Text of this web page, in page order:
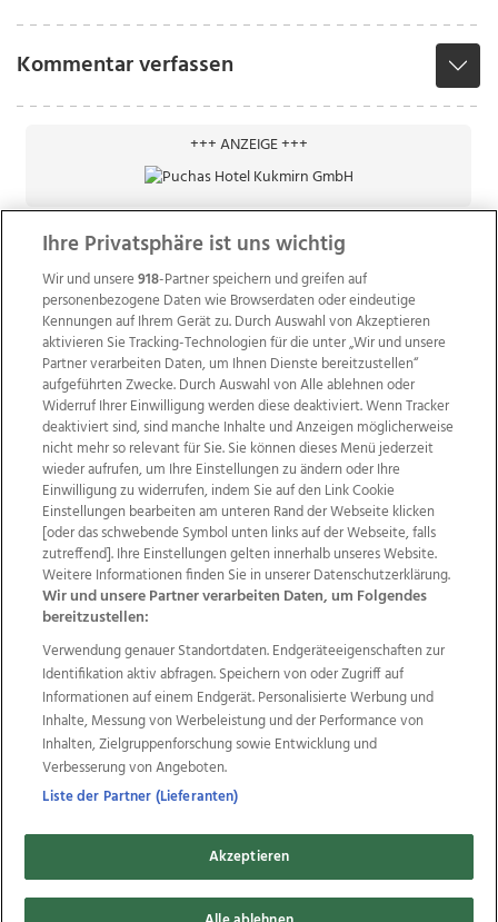
Kommentar verfassen
+++ ANZEIGE +++
Wir über uns Mediadaten Kontakt
Jobs
Datenschutz
Impressum
AGB Anzeigekunden
AGB Website
Ehrenkodex Politische Werbung
Weitere Angebote des Medienhauses Wimmer
TV1 di-mog-i.at OÖNow
Ischler Woche
Life Radio
OÖNachrichten
OÖN Immobilien
OÖN Karriere
OÖN Reise
Promenaden Galerien
Regionaljobs
wasistlos.at wirtrauern.at
Copyrights © 2026 Tips Zeitungs GmbH & Co KG
developed by
Ihre Privatsphäre ist uns wichtig
Wir und unsere918-Partner speichern und greifen auf
personenbezogene Daten wie Browserdaten oder eindeutige
Kennungen auf Ihrem Gerät zu. Durch Auswahl von Akzeptieren
aktivieren Sie Tracking-Technologien für die unter „Wir und unsere
Partner verarbeiten Daten, um Ihnen Dienste bereitzustellen“
aufgeführten Zwecke. Durch Auswahl von Alle ablehnen oder
Widerruf Ihrer Einwilligung werden diese deaktiviert. Wenn Tracker
deaktiviert sind, sind manche Inhalte und Anzeigen möglicherweise
nicht mehr so relevant für Sie. Sie können dieses Menü jederzeit
wieder aufrufen, um Ihre Einstellungen zu ändern oder Ihre
Einwilligung zu widerrufen, indem Sie auf den Link Cookie
Einstellungen bearbeiten am unteren Rand der Webseite klicken
[oder das schwebende Symbol unten links auf der Webseite, falls
zutreffend]. Ihre Einstellungen gelten innerhalb unseres Website.
Weitere Informationen finden Sie in unserer Datenschutzerklärung.
Wir und unsere Partner verarbeiten Daten, um Folgendes
bereitzustellen:
Verwendung genauer Standortdaten. Endgeräteeigenschaften zur
Identifikation aktiv abfragen. Speichern von oder Zugriff auf
Informationen auf einem Endgerät. Personalisierte Werbung und
Inhalte, Messung von Werbeleistung und der Performance von
Inhalten, Zielgruppenforschung sowie Entwicklung und
Verbesserung von Angeboten.
Liste der Partner (Lieferanten)
Akzeptieren